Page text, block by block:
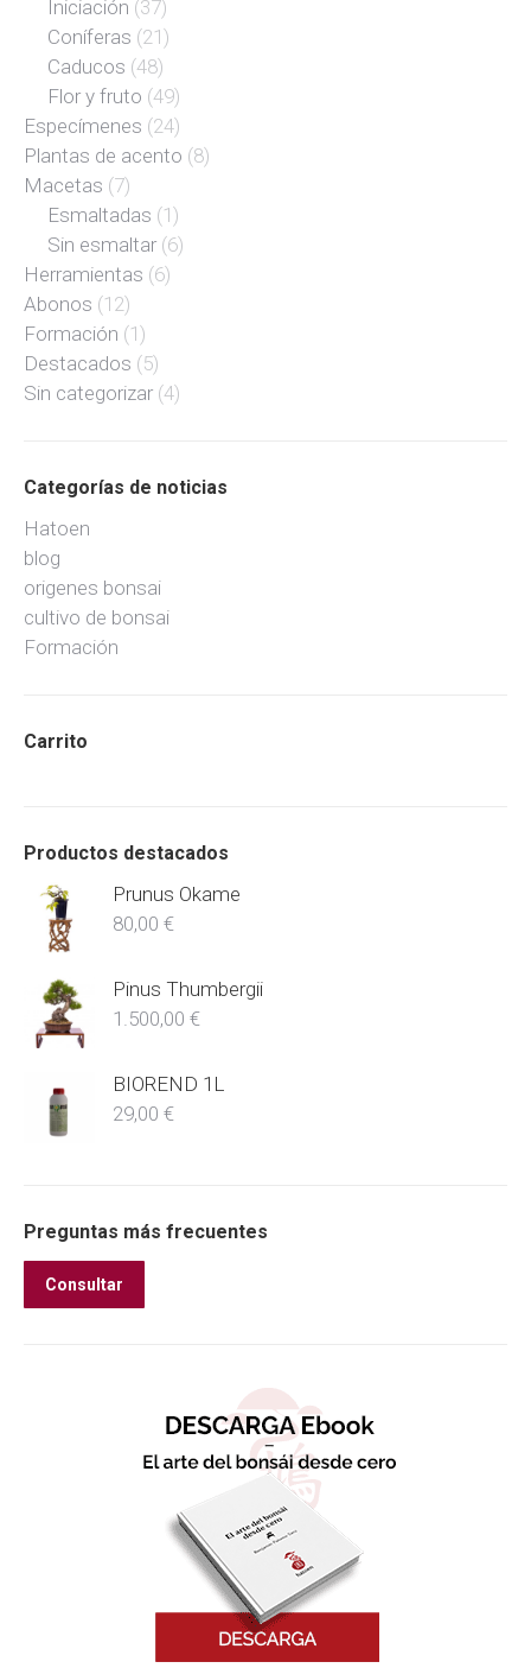
Iniciación (37)
Coníferas (21)
Caducos (48)
Flor y fruto (49)
Especímenes (24)
Plantas de acento (8)
Macetas (7)
Esmaltadas (1)
Sin esmaltar (6)
Herramientas (6)
Abonos (12)
Formación (1)
Destacados (5)
Sin categorizar (4)
Categorías de noticias
Hatoen
blog
origenes bonsai
cultivo de bonsai
Formación
Carrito
Productos destacados
Prunus Okame
80,00 €
Pinus Thumbergii
1.500,00 €
BIOREND 1L
29,00 €
Preguntas más frecuentes
Consultar